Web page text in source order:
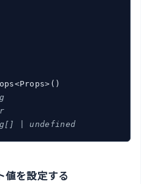
| undefined
を設定する